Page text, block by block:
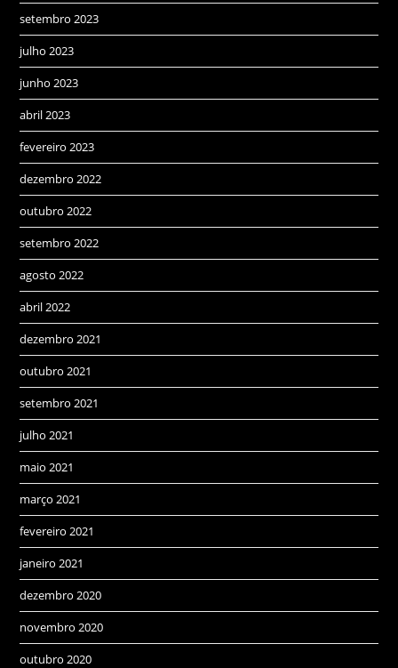
setembro 2023
julho 2023
junho 2023
abril 2023
fevereiro 2023
dezembro 2022
outubro 2022
setembro 2022
agosto 2022
abril 2022
dezembro 2021
outubro 2021
setembro 2021
julho 2021
maio 2021
março 2021
fevereiro 2021
janeiro 2021
dezembro 2020
novembro 2020
outubro 2020